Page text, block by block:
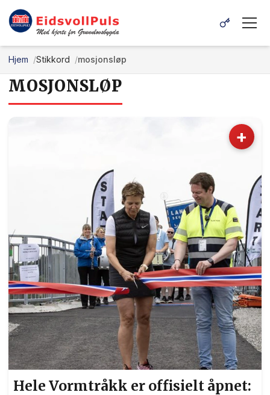
Hjem Stikkord mosjonsløp
MOSJONSLØP
+
Hele Vormtråkk er offisielt åpnet: